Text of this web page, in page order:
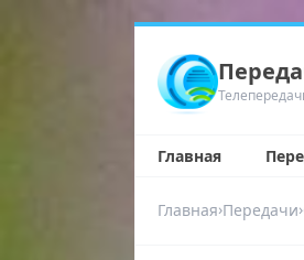
Главная
Главная›Передачи›